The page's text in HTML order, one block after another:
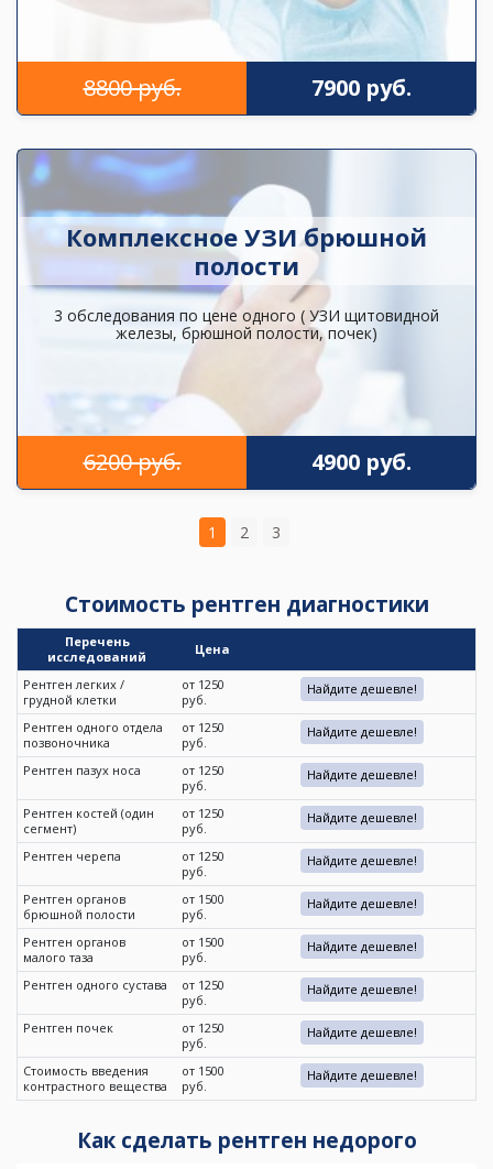
8800 руб. 7900 руб.
Комплексное УЗИ брюшной
полости
3 обследования по цене одного ( УЗИ щитовидной
железы, брюшной полости, почек)
6200 руб. 4900 руб.
1 2 3
Стоимость рентген диагностики
Перечень
исследований
Цена
Рентген легких /
грудной клетки
от 1250
руб.
Найдите дешевле!
Рентген одного отдела
позвоночника
от 1250
руб.
Найдите дешевле!
Рентген пазух носа
от 1250
руб.
Найдите дешевле!
Рентген костей (один
сегмент)
от 1250
руб.
Найдите дешевле!
Рентген черепа
от 1250
руб.
Найдите дешевле!
Рентген органов
брюшной полости
от 1500
руб.
Найдите дешевле!
Рентген органов
малого таза
от 1500
руб.
Найдите дешевле!
Рентген одного сустава
от 1250
руб.
Найдите дешевле!
Рентген почек
от 1250
руб.
Найдите дешевле!
Стоимость введения
контрастного вещества
от 1500
руб.
Найдите дешевле!
Как сделать рентген недорого